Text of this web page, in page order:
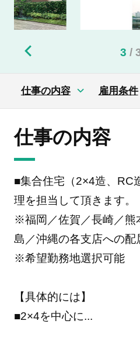
3 /
仕事の内容 雇用条件
仕事の内容
■集合住宅（2×4造、RC
理を担当して頂きます。
※福岡／佐賀／長崎／熊
島／沖縄の各支店への配
※希望勤務地選択可能
【具体的には】
■2×4を中心に...